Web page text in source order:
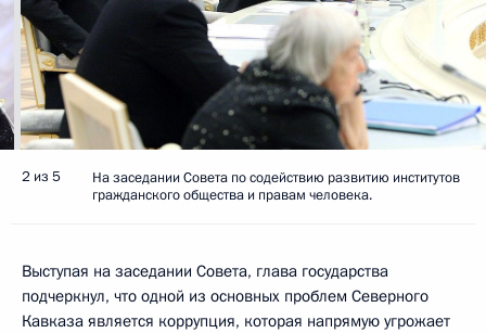
2 из 5
На заседании Совета по содействию развитию институтов
гражданского общества и правам человека.
Выступая на заседании Совета, глава государства
подчеркнул, что одной из основных проблем Северного
Кавказа является коррупция, которая напрямую угрожает